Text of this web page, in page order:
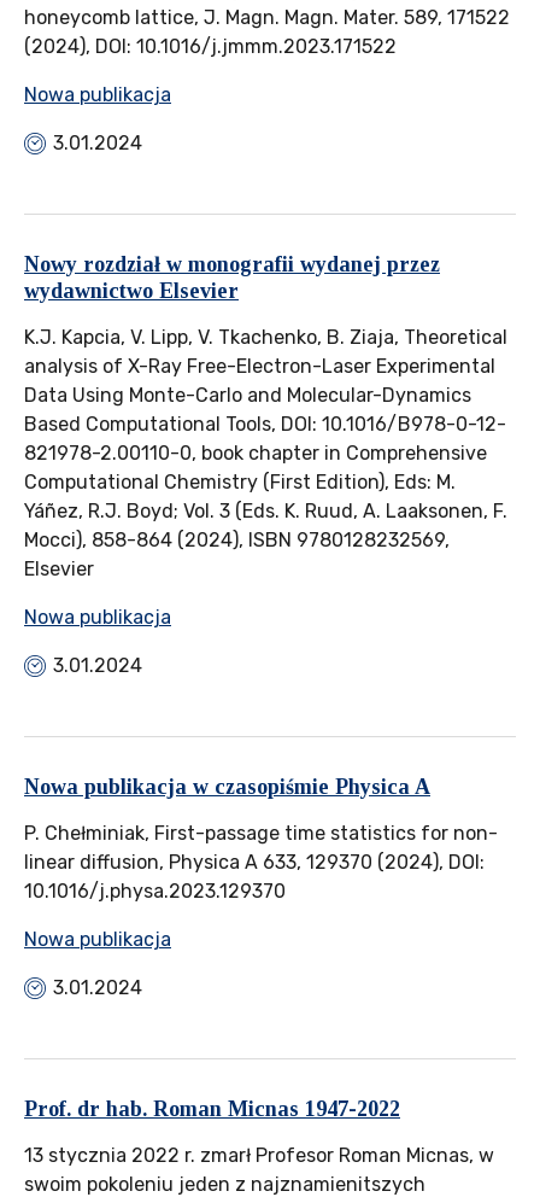
honeycomb lattice, J. Magn. Magn. Mater. 589, 171522
(2024), DOI: 10.1016/j.jmmm.2023.171522
Nowa publikacja
3.01.2024
Nowy rozdział w monografii wydanej przez
wydawnictwo Elsevier
K.J. Kapcia, V. Lipp, V. Tkachenko, B. Ziaja, Theoretical
analysis of X-Ray Free-Electron-Laser Experimental
Data Using Monte-Carlo and Molecular-Dynamics
Based Computational Tools, DOI: 10.1016/B978-0-12-
821978-2.00110-0, book chapter in Comprehensive
Computational Chemistry (First Edition), Eds: M.
Yáñez, R.J. Boyd; Vol. 3 (Eds. K. Ruud, A. Laaksonen, F.
Mocci), 858-864 (2024), ISBN 9780128232569,
Elsevier
Nowa publikacja
3.01.2024
Nowa publikacja w czasopiśmie Physica A
P. Chełminiak, First-passage time statistics for non-
linear diffusion, Physica A 633, 129370 (2024), DOI:
10.1016/j.physa.2023.129370
Nowa publikacja
3.01.2024
Prof. dr hab. Roman Micnas 1947-2022
13 stycznia 2022 r. zmarł Profesor Roman Micnas, w
swoim pokoleniu jeden z najznamienitszych